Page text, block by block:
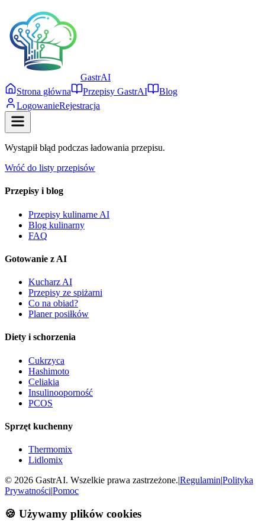
GastrAI
Strona główna
Przepisy GastrAI
Blog
LogowanieRejestracja
Wystąpił błąd podczas ładowania przepisu.
Wróć do listy przepisów
Przepisy i blog
Przepisy kulinarne AI
Blog kulinarny
FAQ
Gotowanie z AI
Kucharz AI
Przepisy ze spiżarni
Co na obiad?
Planer posiłków
Diety i schorzenia
Cukrzyca
Hashimoto
Celiakia
Insulinooporność
PCOS
Sprzęt kuchenny
Thermomix
Lidlomix
© 2026 GastrAI. Wszelkie prawa zastrzeżone.|Regulamin|Polityka
Prywatności|Pomoc
🍪 Używamy plików cookies